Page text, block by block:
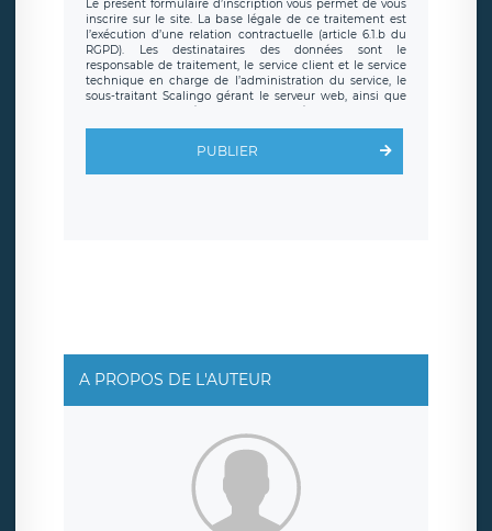
Le présent formulaire d’inscription vous permet de vous
inscrire sur le site. La base légale de ce traitement est
l’exécution d’une relation contractuelle (article 6.1.b du
RGPD). Les destinataires des données sont le
responsable de traitement, le service client et le service
technique en charge de l’administration du service, le
sous-traitant Scalingo gérant le serveur web, ainsi que
toute personne légalement autorisée. Le formulaire
d’inscription est hébergé sur un serveur hébergé par
clauses de
protection conformes au RGPD
. Les données collectées
sont conservées jusqu’à ce que l’Internaute en sollicite la
rue Léopold Sédar Senghor, joignable à l’adresse mail :
responsabledetraitement@legavox.fr. Vous avez
également le droit d’introduire une réclamation auprès
d’une autorité de contrôle.
PUBLIER
A PROPOS DE L'AUTEUR